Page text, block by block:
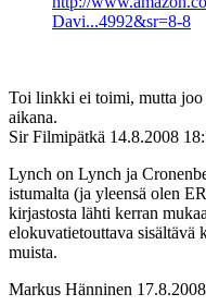
Davi...4992&sr=8-8
Toi linkki ei toimi, mutta joo
aikana.
Sir Filmipätkä 14.8.2008
Lynch on Lynch ja
istumalta (ja yleensä olen
kirjastosta lähti kerran
elokuvatietouttava sisältävä
muista.
Markus Hänninen